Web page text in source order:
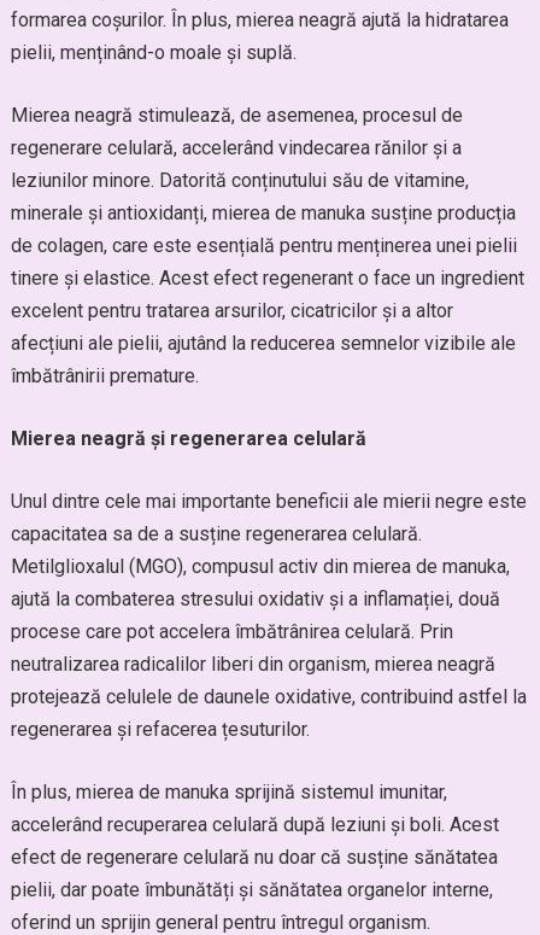
formarea coșurilor. În plus, mierea neagră ajută la hidratarea
pielii, menținând-o moale și suplă.
Mierea neagră stimulează, de asemenea, procesul de
regenerare celulară, accelerând vindecarea rănilor și a
leziunilor minore. Datorită conținutului său de vitamine,
minerale și antioxidanți, mierea de manuka susține producția
de colagen, care este esențială pentru menținerea unei pielii
tinere și elastice. Acest efect regenerant o face un ingredient
excelent pentru tratarea arsurilor, cicatricilor și a altor
afecțiuni ale pielii, ajutând la reducerea semnelor vizibile ale
îmbătrânirii premature.
Mierea neagră și regenerarea celulară
Unul dintre cele mai importante beneficii ale mierii negre este
capacitatea sa de a susține regenerarea celulară.
Metilglioxalul (MGO), compusul activ din mierea de manuka,
ajută la combaterea stresului oxidativ și a inflamației, două
procese care pot accelera îmbătrânirea celulară. Prin
neutralizarea radicalilor liberi din organism, mierea neagră
protejează celulele de daunele oxidative, contribuind astfel la
regenerarea și refacerea țesuturilor.
În plus, mierea de manuka sprijină sistemul imunitar,
accelerând recuperarea celulară după leziuni și boli. Acest
efect de regenerare celulară nu doar că susține sănătatea
pielii, dar poate îmbunătăți și sănătatea organelor interne,
oferind un sprijin general pentru întregul organism.